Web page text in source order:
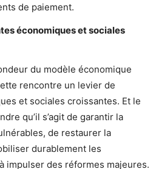
de paiement.
économiques et sociales
du modèle économique
rencontre un levier de
et sociales croissantes. Et le
qu’il s’agit de garantir la
de restaurer la
durablement les
impulser des réformes majeures.